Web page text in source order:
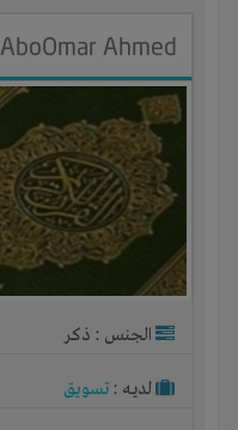
AboOmar Ahmed
الجنس : ذكر
لديـه : تسويق